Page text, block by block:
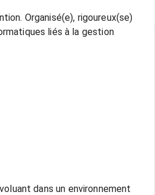
Organisé(e), rigoureux(se)
liés à la gestion
dans un environnement